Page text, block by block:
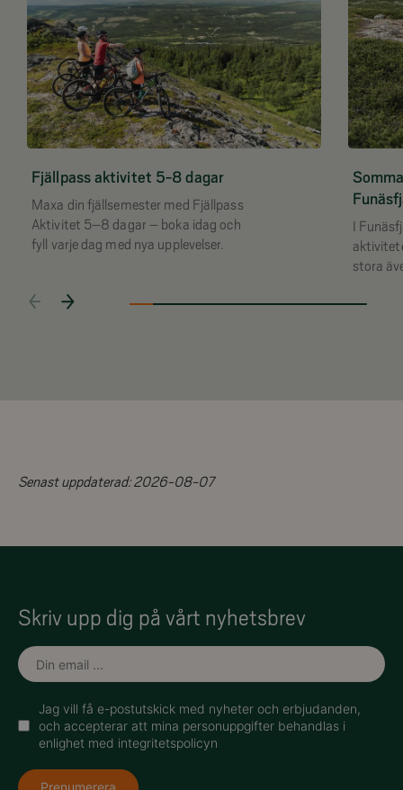
Fjällpass aktivitet 5-8 dagar
Maxa din fjällsemester med Fjällpass
Aktivitet 5–8 dagar – boka idag och
fyll varje dag med nya upplevelser.
I
stora
eller
Senast uppdaterad:2026-08-07
Skriv upp dig på vårt nyhetsbrev
Jag vill få e-postutskick med nyheter och erbjudanden,
och accepterar att mina personuppgifter behandlas i
enlighet med integritetspolicyn
Prenumerera